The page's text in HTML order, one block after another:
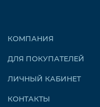
КОМПАНИЯ
ДЛЯ ПОКУПАТЕЛЕЙ
ЛИЧНЫЙ КАБИНЕТ
КОНТАКТЫ